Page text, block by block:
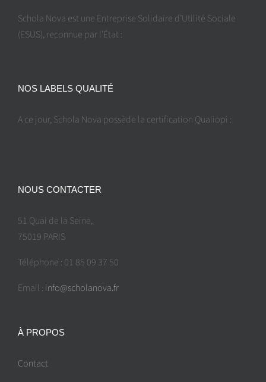
Schola Nova est une Entreprise Solidaire d’Utilité Sociale
(ESUS), reconnue par l’État :
NOS LABELS QUALITÉ
A ce jour, Schola Nova possède la certification Qualiopi :
NOUS CONTACTER
51 Quai de la Seine,
75019 PARIS
Téléphone : 01 85 09 37 50
Email : info@scholanova.fr
À PROPOS
Contact